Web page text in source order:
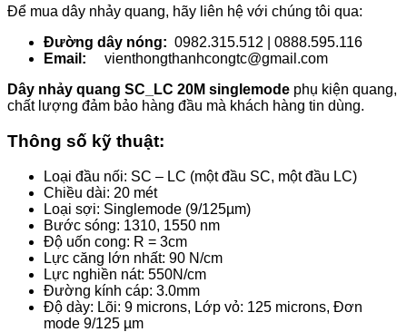
Để mua dây nhảy quang, hãy liên hệ với chúng tôi qua:
Đường dây nóng: 0982.315.512 | 0888.595.116
Email: vienthongthanhcongtc@gmail.com
Dây nhảy quang SC_LC 20M singlemode phụ kiện quang,
chất lượng đảm bảo hàng đầu mà khách hàng tin dùng.
Thông số kỹ thuật:
Loại đầu nối: SC – LC (một đầu SC, một đầu LC)
Chiều dài: 20 mét
Loại sợi: Singlemode (9/125µm)
Bước sóng: 1310, 1550 nm
Độ uốn cong: R = 3cm
Lực căng lớn nhất: 90 N/cm
Lực nghiền nát: 550N/cm
Đường kính cáp: 3.0mm
Độ dày: Lõi: 9 microns, Lớp vỏ: 125 microns, Đơn
mode 9/125 µm